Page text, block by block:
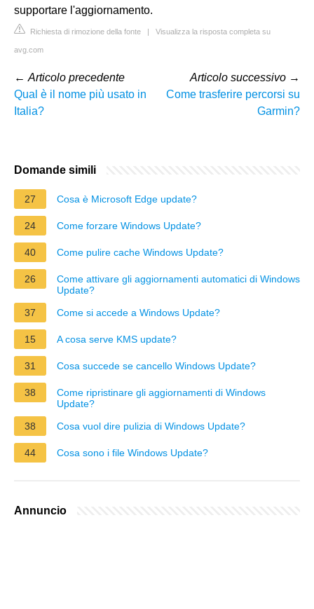
supportare l'aggiornamento.
Richiesta di rimozione della fonte | Visualizza la risposta completa su
avg.com
← Articolo precedente
Qual è il nome più usato in
Italia?
Articolo successivo →
Come trasferire percorsi su
Garmin?
Domande simili
27 Cosa è Microsoft Edge update?
24 Come forzare Windows Update?
40 Come pulire cache Windows Update?
26
Come attivare gli aggiornamenti automatici di Windows
Update?
37
Come si accede a Windows Update?
15 A cosa serve KMS update?
31 Cosa succede se cancello Windows Update?
38
Come ripristinare gli aggiornamenti di Windows
Update?
38
Cosa vuol dire pulizia di Windows Update?
44 Cosa sono i file Windows Update?
Annuncio